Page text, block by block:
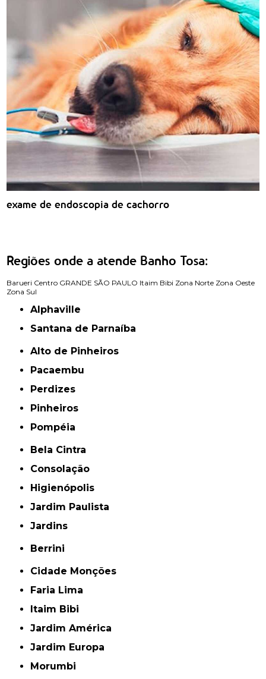
exame de endoscopia de cachorro
Regiões onde a atende Banho Tosa:
Barueri Centro GRANDE SÃO PAULO Itaim Bibi Zona Norte Zona Oeste
Zona Sul
Alphaville
Santana de Parnaíba
Alto de Pinheiros
Pacaembu
Perdizes
Pinheiros
Pompéia
Bela Cintra
Consolação
Higienópolis
Jardim Paulista
Jardins
Berrini
Cidade Monções
Faria Lima
Itaim Bibi
Jardim América
Jardim Europa
Morumbi